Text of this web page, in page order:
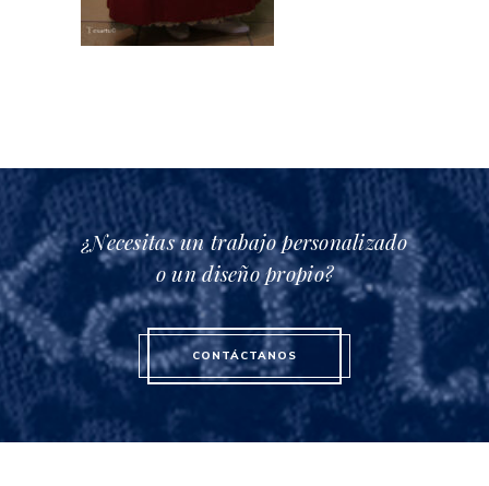
¿Necesitas un trabajo personalizado
o un diseño propio?
CONTÁCTANOS